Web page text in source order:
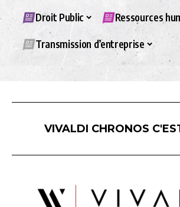
Droit Public Ressources
Transmission d’entreprise
VIVALDI CHRONOS